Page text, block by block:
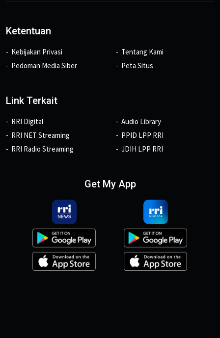
Ketentuan
Kebijakan Privasi
Pedoman Media Siber
Tentang Kami
Peta Situs
Link Terkait
RRI Digital
RRI NET Streaming
RRI Radio Streaming
Audio Library
PPID LPP RRI
JDIH LPP RRI
Get My App